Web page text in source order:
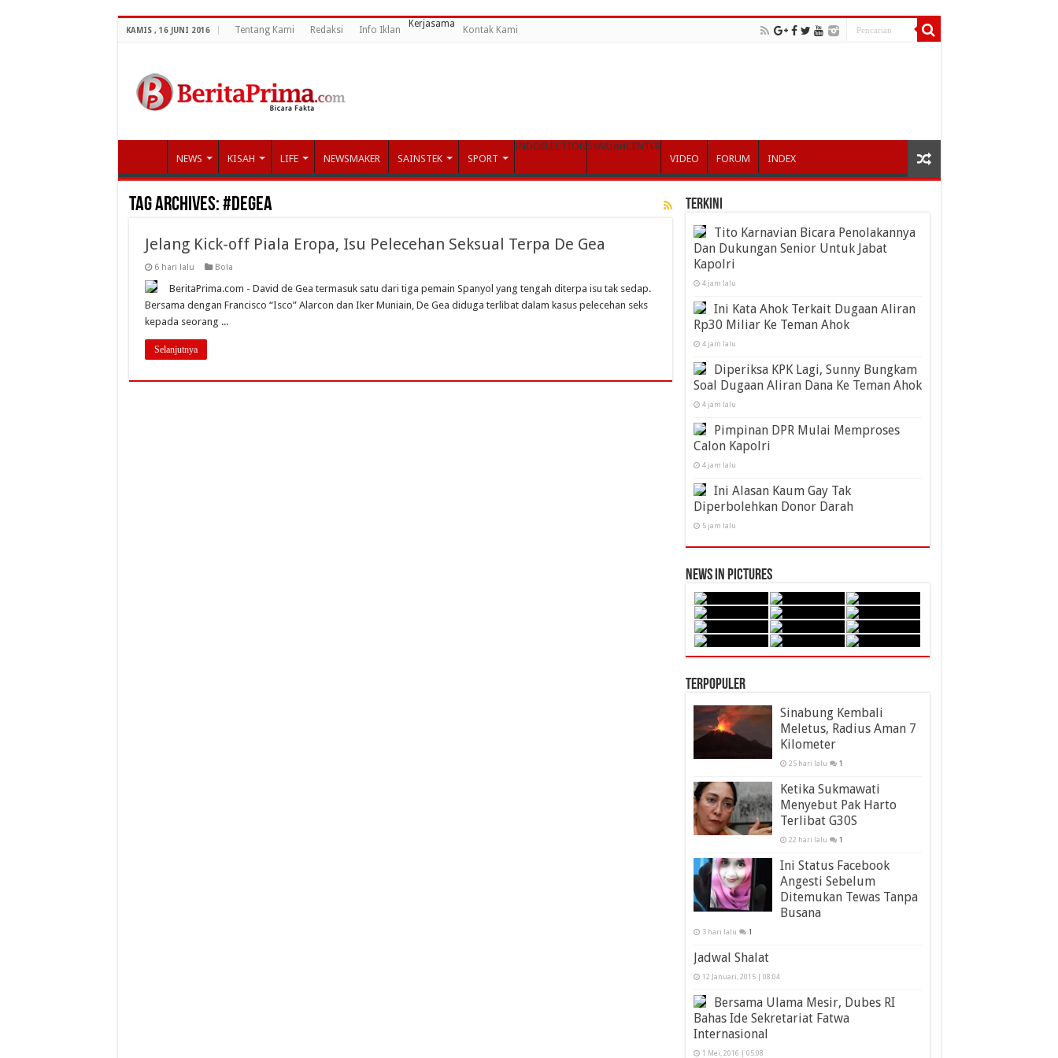
KAMIS , 16 JUNI 2016 Tentang Kami Redaksi Info Iklan
Kerjasama
Kontak Kami
NEWS KISAH LIFE NEWSMAKER SAINSTEK SPORT
INDOELECTION SYARIAHCENTER
VIDEO
FORUM INDEX
Tag Archives:#DeGea
Jelang Kick-off Piala Eropa, Isu Pelecehan Seksual Terpa De Gea
6 hari lalu Bola
BeritaPrima.com - David de Gea termasuk satu dari tiga pemain Spanyol yang tengah diterpa isu tak sedap.
Bersama dengan Francisco “Isco” Alarcon dan Iker Muniain, De Gea diduga terlibat dalam kasus pelecehan seks
kepada seorang ...
Selanjutnya
Terkini
Tito Karnavian Bicara Penolakannya
Dan Dukungan Senior Untuk Jabat
Kapolri
4 jam lalu
Ini Kata Ahok Terkait Dugaan Aliran
Rp30 Miliar Ke Teman Ahok
4 jam lalu
Diperiksa KPK Lagi, Sunny Bungkam
Soal Dugaan Aliran Dana Ke Teman Ahok
4 jam lalu
Pimpinan DPR Mulai Memproses
Calon Kapolri
4 jam lalu
Ini Alasan Kaum Gay Tak
Diperbolehkan Donor Darah
5 jam lalu
News in Pictures
Terpopuler
Sinabung Kembali
Meletus, Radius Aman 7
Kilometer
25 hari lalu 1
Ketika Sukmawati
Menyebut Pak Harto
Terlibat G30S
22 hari lalu 1
Ini Status Facebook
Angesti Sebelum
Ditemukan Tewas Tanpa
Busana
3 hari lalu 1
Jadwal Shalat
12 Januari, 2015 | 08:04
Bersama Ulama Mesir, Dubes RI
Bahas Ide Sekretariat Fatwa
Internasional
1 Mei, 2016 | 05:08